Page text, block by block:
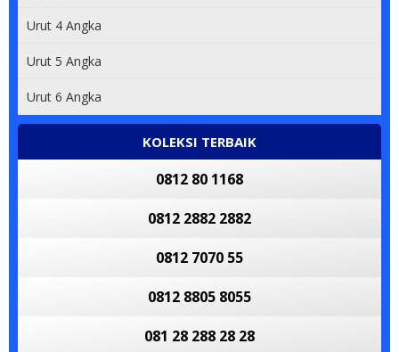
Urut 4 Angka
Urut 5 Angka
Urut 6 Angka
KOLEKSI TERBAIK
0812 80 1168
0812 2882 2882
0812 7070 55
0812 8805 8055
081 28 288 28 28